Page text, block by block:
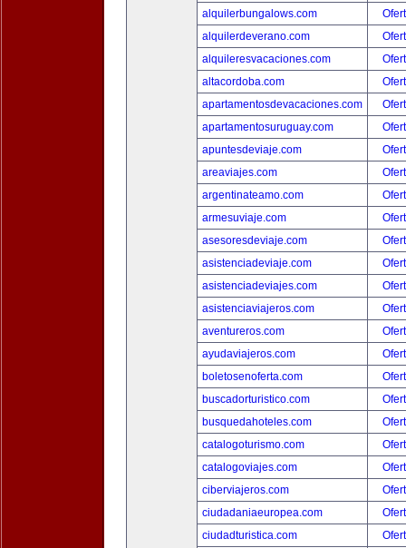
alquilerbungalows.com
alquilerdeverano.com
alquileresvacaciones.com
altacordoba.com
apartamentosdevacaciones.com
apartamentosuruguay.com
apuntesdeviaje.com
areaviajes.com
argentinateamo.com
armesuviaje.com
asesoresdeviaje.com
asistenciadeviaje.com
asistenciadeviajes.com
asistenciaviajeros.com
aventureros.com
ayudaviajeros.com
boletosenoferta.com
buscadorturistico.com
busquedahoteles.com
catalogoturismo.com
catalogoviajes.com
ciberviajeros.com
ciudadaniaeuropea.com
ciudadturistica.com